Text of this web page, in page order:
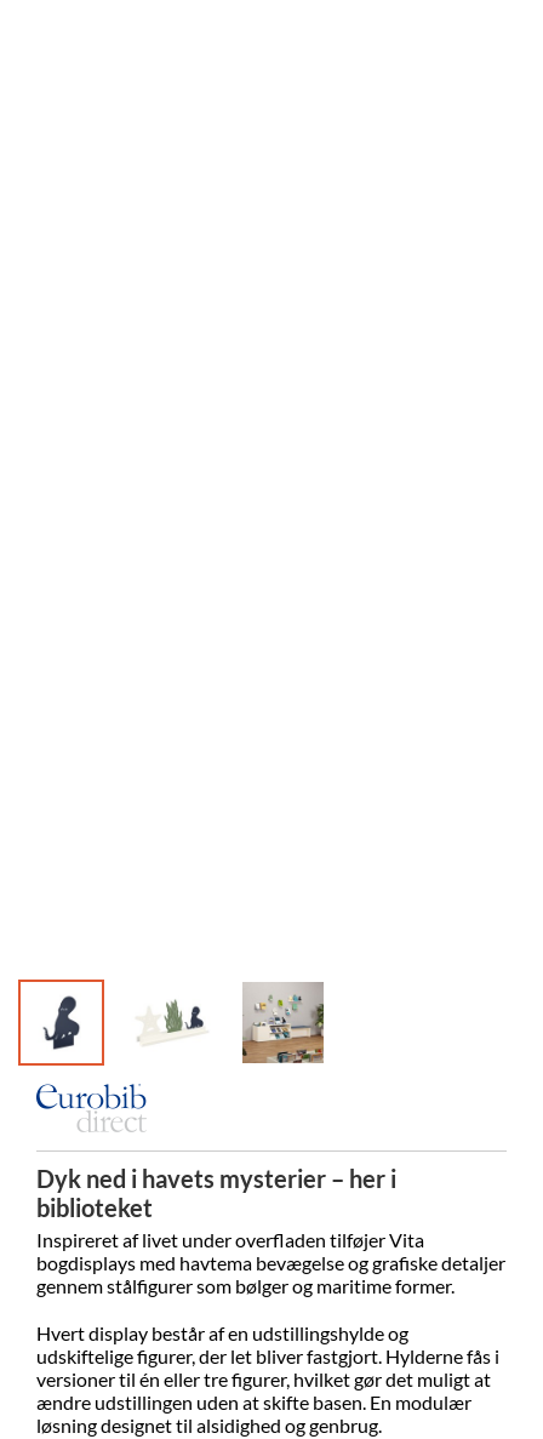
Dyk ned i havets mysterier – her i
biblioteket
Inspireret af livet under overfladen tilføjer Vita
bogdisplays med havtema bevægelse og grafiske detaljer
gennem stålfigurer som bølger og maritime former.
Hvert display består af en udstillingshylde og
udskiftelige figurer, der let bliver fastgjort. Hylderne fås i
versioner til én eller tre figurer, hvilket gør det muligt at
ændre udstillingen uden at skifte basen. En modulær
løsning designet til alsidighed og genbrug.